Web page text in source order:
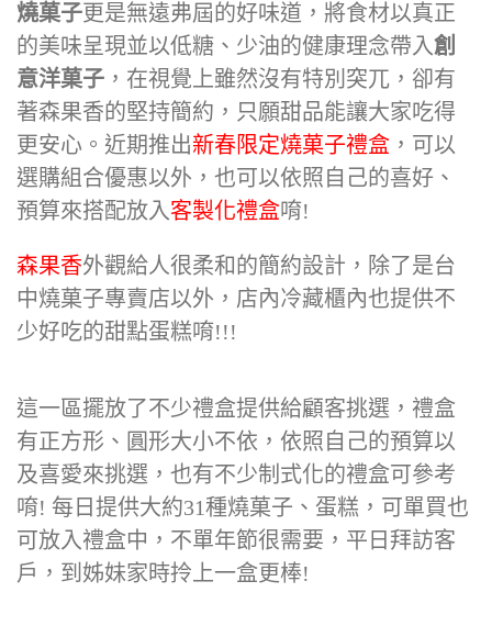
燒菓子更是無遠弗屆的好味道，將食材以真正
的美味呈現並以低糖、少油的健康理念帶入創
意洋菓子 ，在視覺上雖然沒有特別突兀，卻有
著森果香的堅持簡約，只願甜品能讓大家吃得
更安心。近期推出新春限定燒菓子禮盒 ，可以
選購組合優惠以外，也可以依照自己的喜好、
預算來搭配放入客製化禮盒唷!
森果香外觀給人很柔和的簡約設計，除了是台
中燒菓子專賣店以外，店內冷藏櫃內也提供不
少好吃的甜點蛋糕唷!!!
這一區擺放了不少禮盒提供給顧客挑選，禮盒
有正方形、圓形大小不依，依照自己的預算以
及喜愛來挑選，也有不少制式化的禮盒可參考
唷! 每日提供大約31種燒菓子、蛋糕，可單買也
可放入禮盒中，不單年節很需要，平日拜訪客
戶，到姊妹家時拎上一盒更棒!